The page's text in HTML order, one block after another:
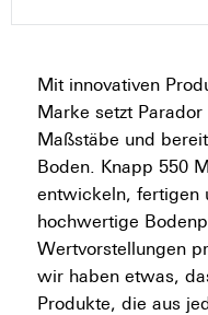
Mit innovativen
Marke setzt
Maßstäbe und
Boden. Knapp 550
entwickeln, fertigen
hochwertige
Wertvorstellungen
wir haben etwas,
Produkte, die aus